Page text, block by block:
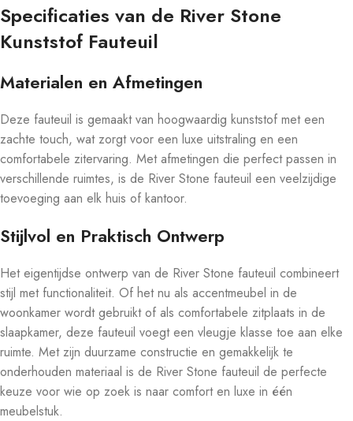
Specificaties van de River Stone
Kunststof Fauteuil
Materialen en Afmetingen
Deze fauteuil is gemaakt van hoogwaardig kunststof met een
zachte touch, wat zorgt voor een luxe uitstraling en een
comfortabele zitervaring. Met afmetingen die perfect passen in
verschillende ruimtes, is de River Stone fauteuil een veelzijdige
toevoeging aan elk huis of kantoor.
Stijlvol en Praktisch Ontwerp
Het eigentijdse ontwerp van de River Stone fauteuil combineert
stijl met functionaliteit. Of het nu als accentmeubel in de
woonkamer wordt gebruikt of als comfortabele zitplaats in de
slaapkamer, deze fauteuil voegt een vleugje klasse toe aan elke
ruimte. Met zijn duurzame constructie en gemakkelijk te
onderhouden materiaal is de River Stone fauteuil de perfecte
keuze voor wie op zoek is naar comfort en luxe in één
meubelstuk.